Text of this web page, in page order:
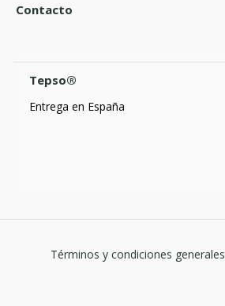
Contacto
Tepso®
Entrega en España
Términos y condiciones generales